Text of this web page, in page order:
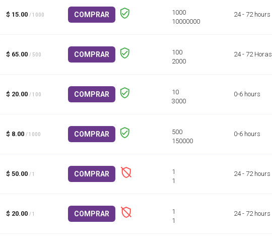
$ 15.00 / 1000 COMPRAR
1000
10000000
24 - 72 hours
$ 65.00 / 500 COMPRAR
100
2000
24 - 72 Horas
$ 20.00 / 100 COMPRAR
10
3000
0-6 hours
$ 8.00 / 1000 COMPRAR
500
150000
0-6 hours
$ 50.00 / 1 COMPRAR 24 - 72 hours
$ 20.00 / 1 COMPRAR 24 - 72 hours